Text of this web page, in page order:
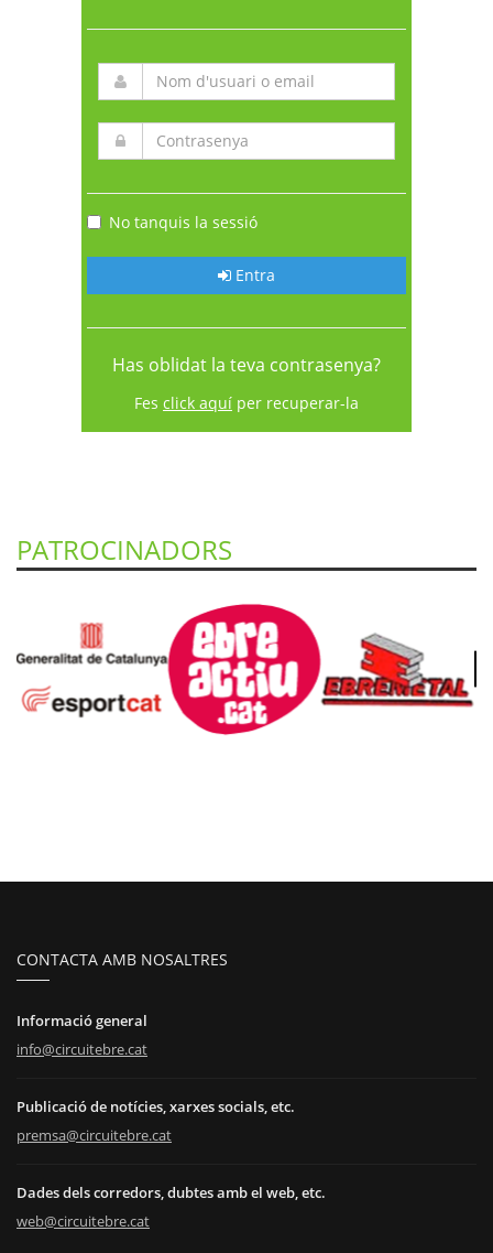
No tanquis la sessió
Entra
Has oblidat la teva contrasenya?
Fes click aquí per recuperar-la
PATROCINADORS
CONTACTA AMB NOSALTRES
Informació general
info@circuitebre.cat
Publicació de notícies, xarxes socials, etc.
premsa@circuitebre.cat
Dades dels corredors, dubtes amb el web, etc.
web@circuitebre.cat